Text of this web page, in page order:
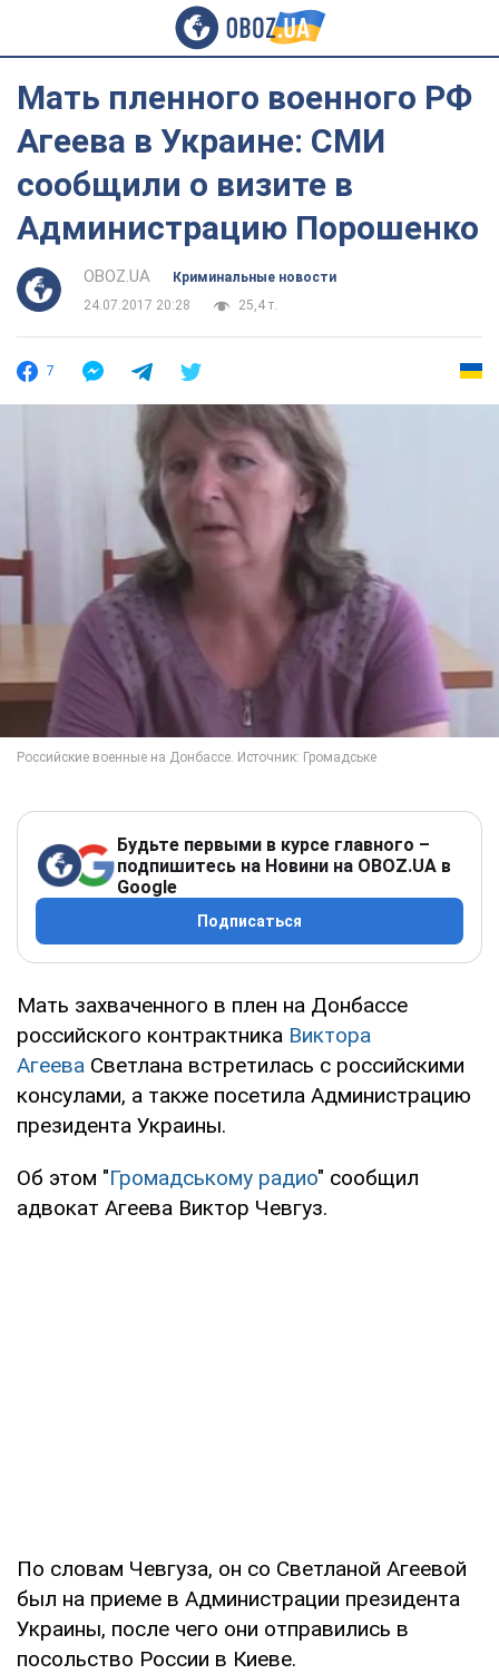
Мать пленного военного РФ
Агеева в Украине: СМИ
сообщили о визите в
Администрацию Порошенко
OBOZ.UA
Криминальные новости
24.07.2017 20:28
25,4 т.
7
Будьте первыми в курсе главного –
подпишитесь на Новини на OBOZ.UA в
Google
Подписаться
Мать захваченного в плен на Донбассе
российского контрактника Виктора
Агеева Светлана встретилась с российскими
консулами, а также посетила Администрацию
президента Украины.
Об этом "Громадському радио" сообщил
адвокат Агеева Виктор Чевгуз.
По словам Чевгуза, он со Светланой Агеевой
был на приеме в Администрации президента
Украины, после чего они отправились в
посольство России в Киеве.